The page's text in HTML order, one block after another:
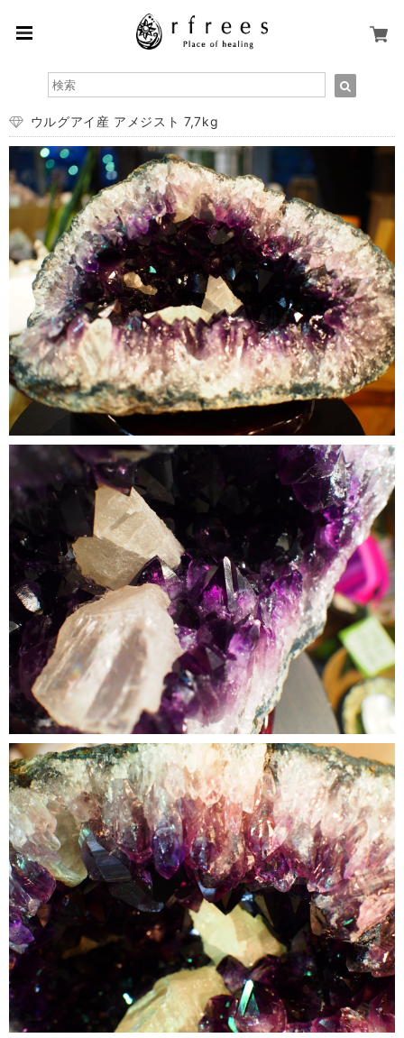
ウルグアイ産 アメジスト 7,7kg